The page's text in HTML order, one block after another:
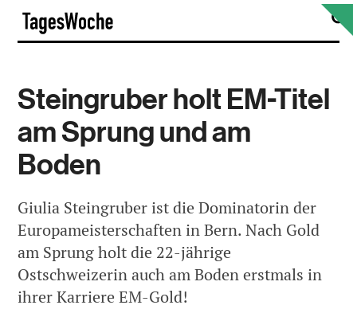
Skip
content
Steingruber holt EM-Titel
am Sprung und am
Boden
Giulia Steingruber ist die Dominatorin der
Europameisterschaften in Bern. Nach Gold
am Sprung holt die 22-jährige
Ostschweizerin auch am Boden erstmals in
ihrer Karriere EM-Gold!